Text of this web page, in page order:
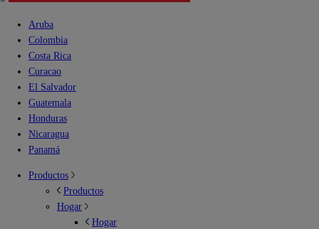
Aruba
Colombia
Costa Rica
Curacao
El Salvador
Guatemala
Honduras
Nicaragua
Panamá
Productos
Productos
Hogar
Hogar